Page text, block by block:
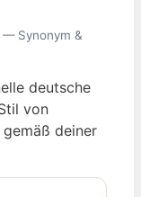
— Synonym &
deutsche
von
deiner